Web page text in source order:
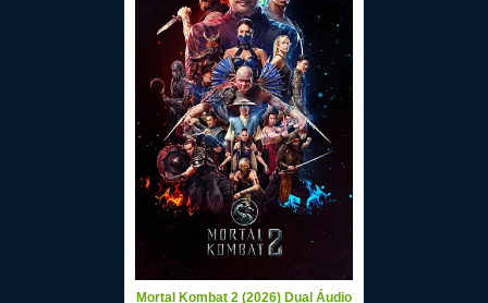
Mortal Kombat 2 (2026) Dual Áudio